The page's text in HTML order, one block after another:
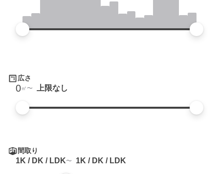
広さ
0㎡ 上限なし
間取り
1K / DK / LDK 1K / DK / LDK